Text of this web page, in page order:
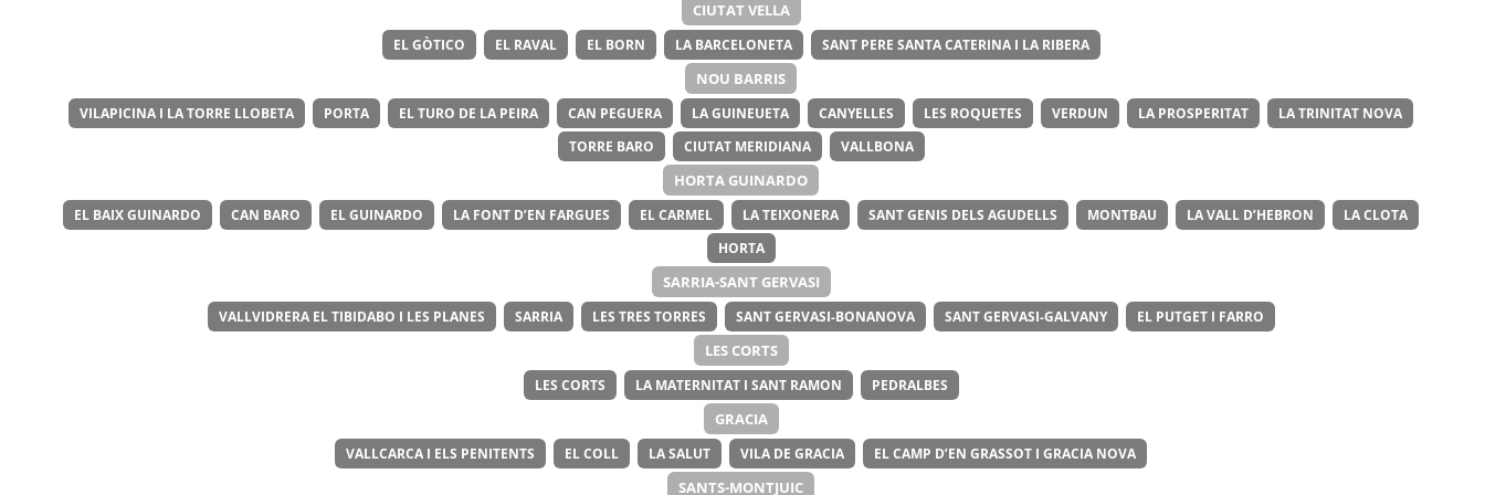
CIUTAT VELLA
EL GÒTICO EL RAVAL EL BORN LA BARCELONETA SANT PERE SANTA CATERINA I LA RIBERA
NOU BARRIS
VILAPICINA I LA TORRE LLOBETA PORTA EL TURO DE LA PEIRA CAN PEGUERA LA GUINEUETA CANYELLES LES ROQUETES VERDUN LA PROSPERITAT
LA TRINITAT NOVA
TORRE BARO
CIUTAT MERIDIANA VALLBONA
HORTA GUINARDO
EL BAIX GUINARDO CAN BARO EL GUINARDO LA FONT D’EN FARGUES EL CARMEL LA TEIXONERA SANT GENIS DELS AGUDELLS MONTBAU LA VALL D’HEBRON
LA CLOTA
HORTA
SARRIA-SANT GERVASI
VALLVIDRERA EL TIBIDABO I LES PLANES SARRIA LES TRES TORRES SANT GERVASI-BONANOVA SANT GERVASI-GALVANY EL PUTGET I FARRO
LES CORTS
LES CORTS LA MATERNITAT I SANT RAMON PEDRALBES
GRACIA
VALLCARCA I ELS PENITENTS EL COLL LA SALUT VILA DE GRACIA EL CAMP D’EN GRASSOT I GRACIA NOVA
SANTS-MONTJUIC